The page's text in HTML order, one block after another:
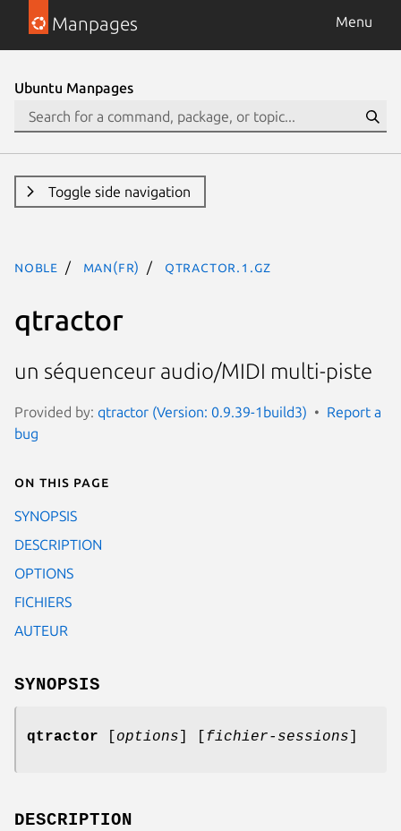
Manpages Menu
Ubuntu Manpages
Toggle side navigation
noble man(fr) qtractor.1.gz
qtractor
un séquenceur audio/MIDI multi-piste
Provided by: qtractor (Version: 0.9.39-1build3)
Report a
bug
On this page
SYNOPSIS
DESCRIPTION
OPTIONS
FICHIERS
AUTEUR
SYNOPSIS
qtractor options fichier-sessions
DESCRIPTION